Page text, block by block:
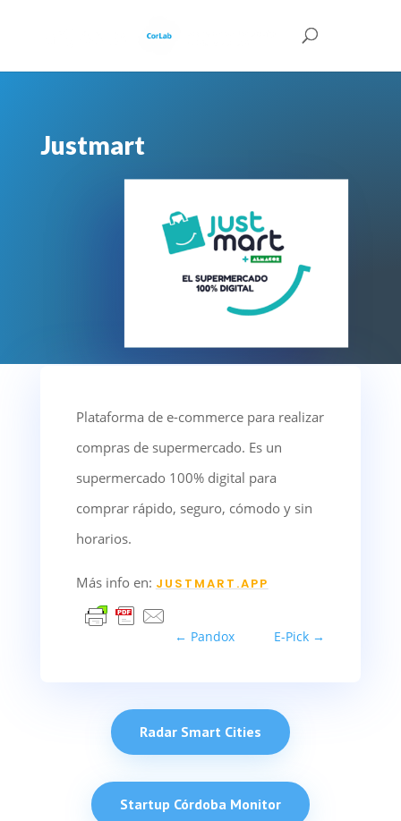
Justmart
Plataforma de e-commerce para realizar
compras de supermercado. Es un
supermercado 100% digital para
comprar rápido, seguro, cómodo y sin
horarios.
Más info en: JUSTMART.APP
← Pandox E-Pick →
Radar Smart Cities
Startup Córdoba Monitor